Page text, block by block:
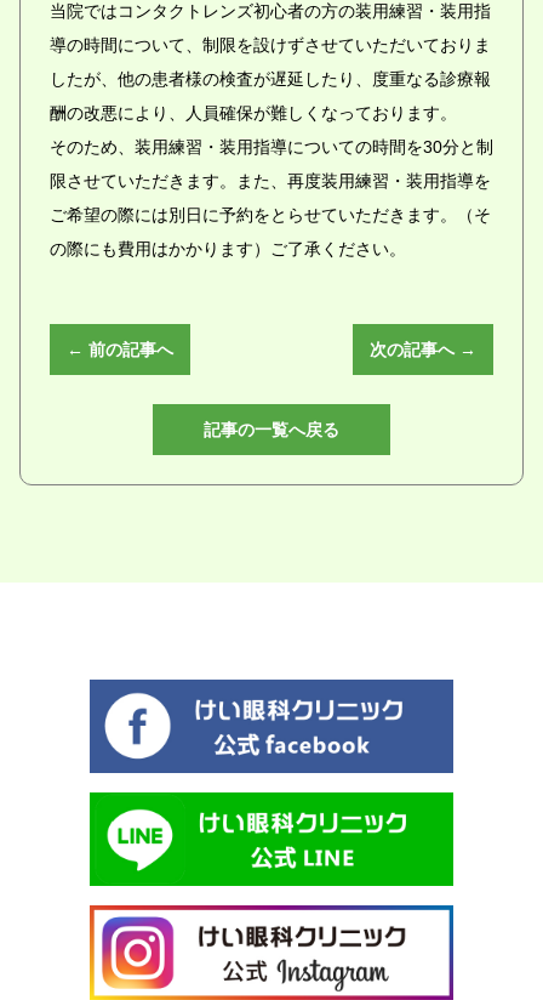
当院ではコンタクトレンズ初心者の方の装用練習・装用指
導の時間について、制限を設けずさせていただいておりま
したが、他の患者様の検査が遅延したり、度重なる診療報
酬の改悪により、人員確保が難しくなっております。
そのため、装用練習・装用指導についての時間を30分と制
限させていただきます。また、再度装用練習・装用指導を
ご希望の際には別日に予約をとらせていただきます。（そ
の際にも費用はかかります）ご了承ください。
← 前の記事へ 次の記事へ →
記事の一覧へ戻る